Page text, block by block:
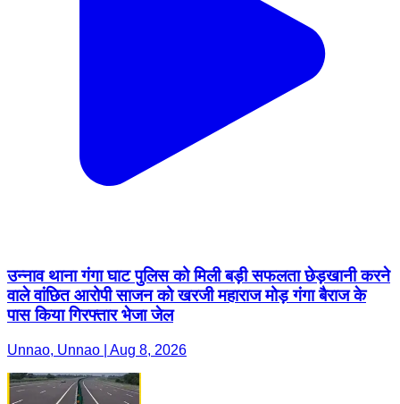
उन्नाव थाना गंगा घाट पुलिस को मिली बड़ी सफलता छेड़खानी करने
वाले वांछित आरोपी साजन को खरजी महाराज मोड़ गंगा बैराज के
पास किया गिरफ्तार भेजा जेल
Unnao, Unnao | Aug 8, 2026